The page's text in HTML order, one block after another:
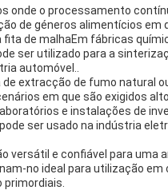
onde o processamento
de géneros alimentícios em
de malhaEm fábricas
ser utilizado para a
automóvel..
extracção de fumo natural
em que são exigidos
e instalações de
ser usado na indústria
versátil e confiável para uma
no ideal para utilização em